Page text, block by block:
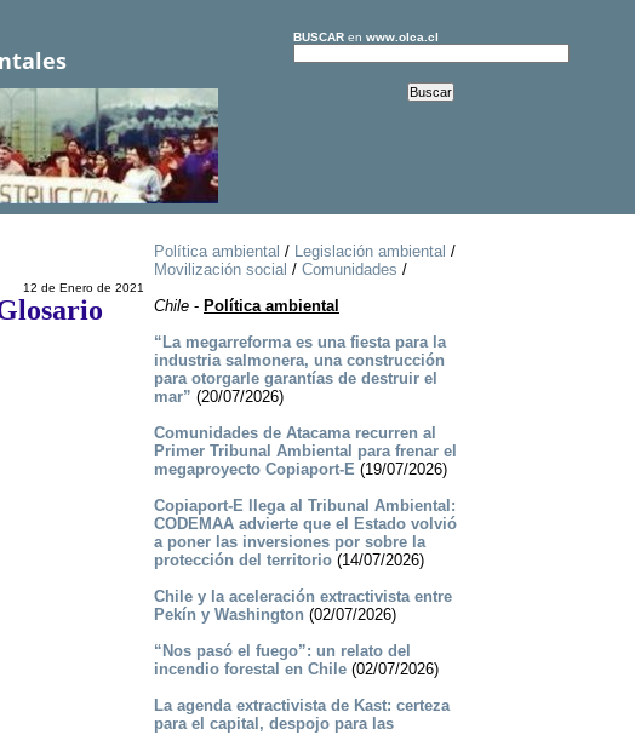
BUSCARen www.olca.cl
12 de Enero de 2021
Política ambiental / Legislación ambiental /
Movilización social / Comunidades /
Chile- Política ambiental
“La megarreforma es una fiesta para la
industria salmonera, una construcción
para otorgarle garantías de destruir el
mar” (20/07/2026)
Comunidades de Atacama recurren al
Primer Tribunal Ambiental para frenar el
megaproyecto Copiaport-E (19/07/2026)
Copiaport-E llega al Tribunal Ambiental:
CODEMAA advierte que el Estado volvió
a poner las inversiones por sobre la
protección del territorio(14/07/2026)
Chile y la aceleración extractivista entre
Pekín y Washington (02/07/2026)
“Nos pasó el fuego”: un relato del
incendio forestal en Chile(02/07/2026)
La agenda extractivista de Kast: certeza
para el capital, despojo para las